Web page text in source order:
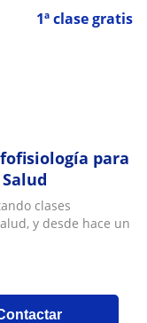
1ª clase gratis
para
clases
y desde hace un